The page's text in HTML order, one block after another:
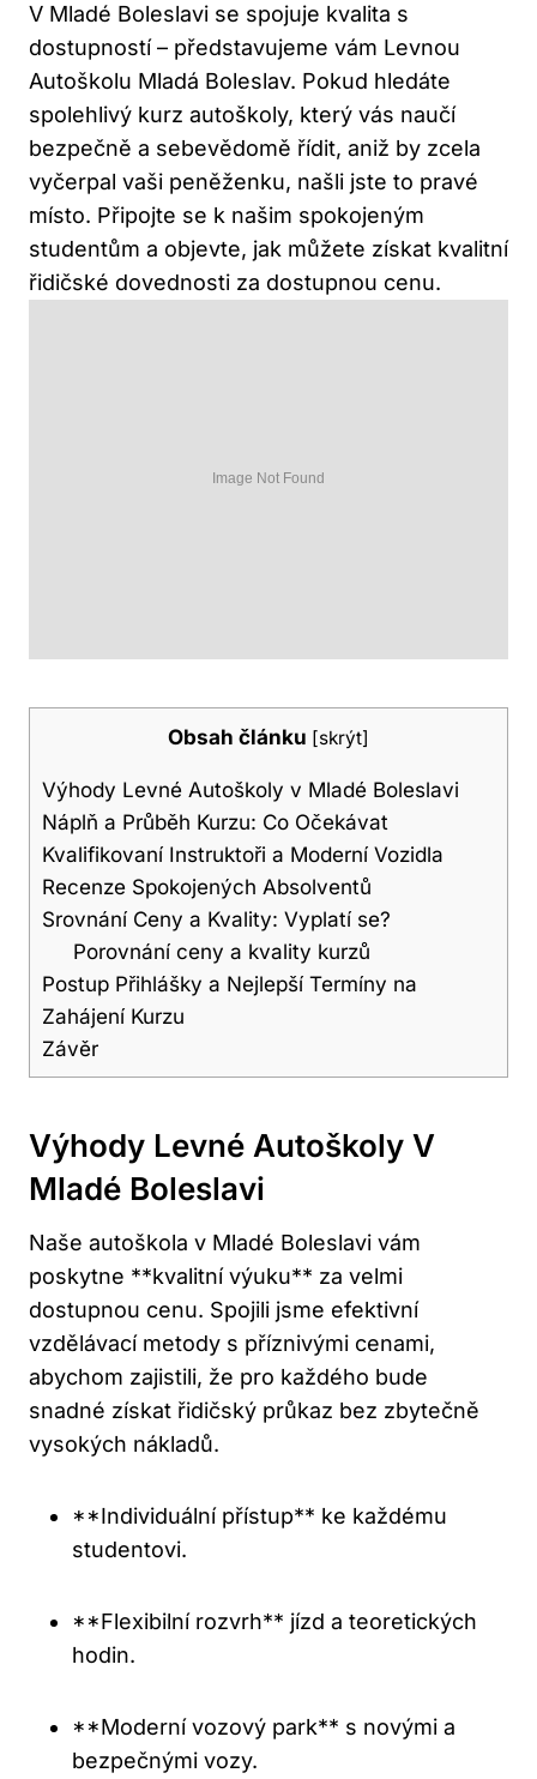
V Mladé Boleslavi se spojuje kvalita s
dostupností – představujeme vám Levnou
Autoškolu Mladá Boleslav. Pokud hledáte
spolehlivý kurz autoškoly, který vás naučí
bezpečně a sebevědomě řídit, aniž by zcela
vyčerpal vaši peněženku, našli jste to pravé
místo. Připojte se k našim spokojeným
studentům a objevte, jak můžete získat kvalitní
řidičské dovednosti za dostupnou cenu.
Obsah článku [skrýt]
Výhody Levné Autoškoly v Mladé Boleslavi
Náplň a Průběh Kurzu: Co Očekávat
Kvalifikovaní Instruktoři a Moderní Vozidla
Recenze Spokojených Absolventů
Srovnání Ceny a Kvality: Vyplatí se?
Porovnání ceny a kvality kurzů
Postup Přihlášky a Nejlepší Termíny na
Zahájení Kurzu
Závěr
Výhody Levné Autoškoly V
Mladé Boleslavi
Naše autoškola v Mladé Boleslavi vám
poskytne **kvalitní výuku** za velmi
dostupnou cenu. Spojili jsme efektivní
vzdělávací metody s příznivými cenami,
abychom zajistili, že pro každého bude
snadné získat řidičský průkaz bez zbytečně
vysokých nákladů.
**Individuální přístup** ke každému
studentovi.
**Flexibilní rozvrh** jízd a teoretických
hodin.
**Moderní vozový park** s novými a
bezpečnými vozy.